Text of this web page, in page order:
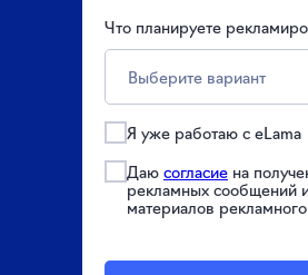
Что планируете
Я уже работаю с eLama
Даю согласие на
рекламных сообщений
материалов